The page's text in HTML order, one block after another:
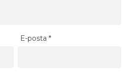
E-posta*